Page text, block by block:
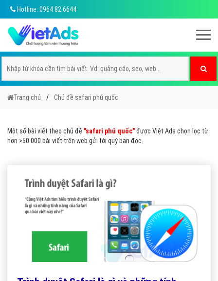
Hotline: 0964 82 6644
Trang chủ Chủ đề safari phú quốc
Một số bài viết theo chủ đề "safari phú quốc"được Việt Ads chọn lọc từ
hơn >50.000 bài viết trên web gửi tới quý bạn đọc.